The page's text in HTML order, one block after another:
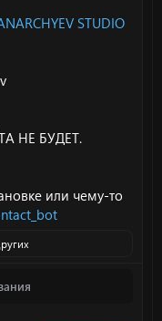
STUDIO
НЕ БУДЕТ.
или чему-то